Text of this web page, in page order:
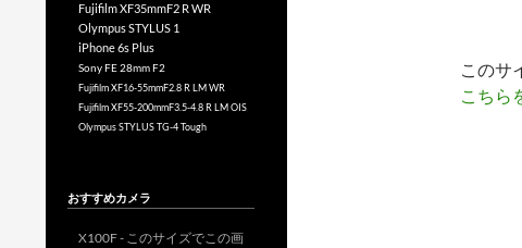
このサ
こちら
Fujifilm XF35mmF2 R WR
Olympus STYLUS 1
iPhone 6s Plus
Sony FE 28mm F2
Fujifilm XF16-55mmF2.8 R LM WR
Fujifilm XF55-200mmF3.5-4.8 R LM OIS
Olympus STYLUS TG-4 Tough
おすすめカメラ
X100F - このサイズでこの画